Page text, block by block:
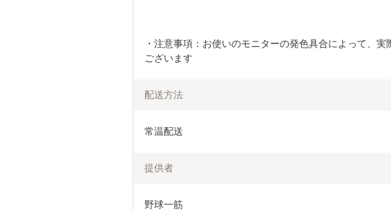
・注意事項：お使いのモニターの発色具合によって、
ございます
配送方法
常温配送
提供者
野球一筋